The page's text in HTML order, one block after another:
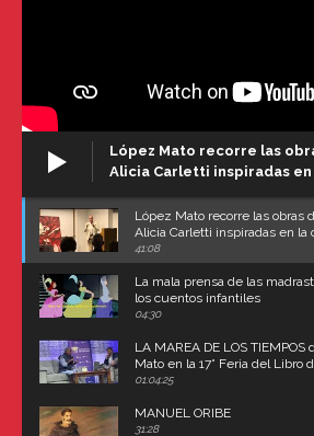
López Mato recorre las
Alicia Carletti inspiradas
López Mato recorre las obras
Alicia Carletti inspiradas en la
Carroll
41:08
La mala prensa de las
los cuentos infantiles
04:30
LA MAREA DE LOS TIEMPOS
Mato en la 17° Feria del Libro
(Uruguay)
01:04:25
MANUEL ORIBE
31:28